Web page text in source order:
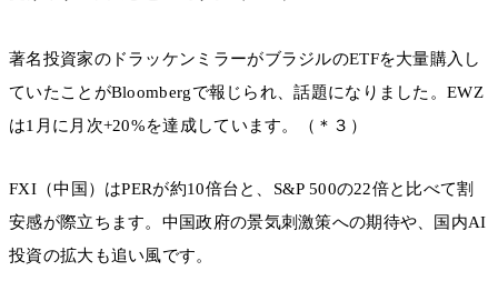
著名投資家のドラッケンミラーがブラジルのETFを大量購入し
ていたことがBloombergで報じられ、話題になりました。EWZ
は1月に月次+20%を達成しています。（＊３）
FXI（中国）はPERが約10倍台と、S&P 500の22倍と比べて割
安感が際立ちます。中国政府の景気刺激策への期待や、国内AI
投資の拡大も追い風です。